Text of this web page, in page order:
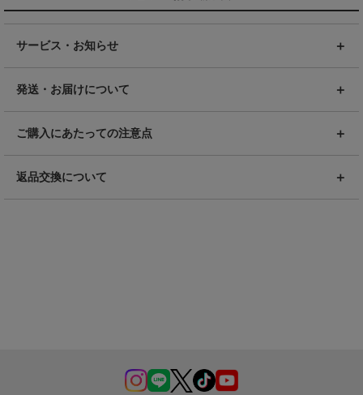
サービス・お知らせ
発送・お届けについて
ご購入にあたっての注意点
返品交換について